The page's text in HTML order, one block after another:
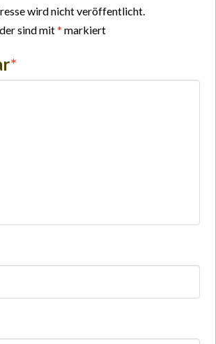
wird nicht veröffentlicht.
sind mit* markiert
*